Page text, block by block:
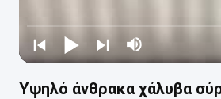
Υψηλό άνθρακα χάλυβα